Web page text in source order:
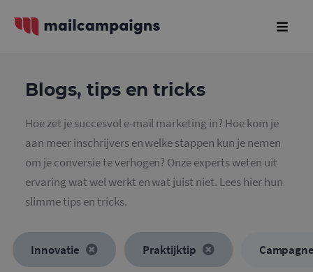
Blogs, tips en tricks
Hoe zet je succesvol e-mail marketing in? Hoe kom je
aan meer inschrijvers en welke stappen kun je nemen
om je conversie te verhogen? Onze experts weten uit
ervaring wat wel werkt en wat juist niet. Lees hier hun
slimme tips en tricks.
Innovatie Praktijktip